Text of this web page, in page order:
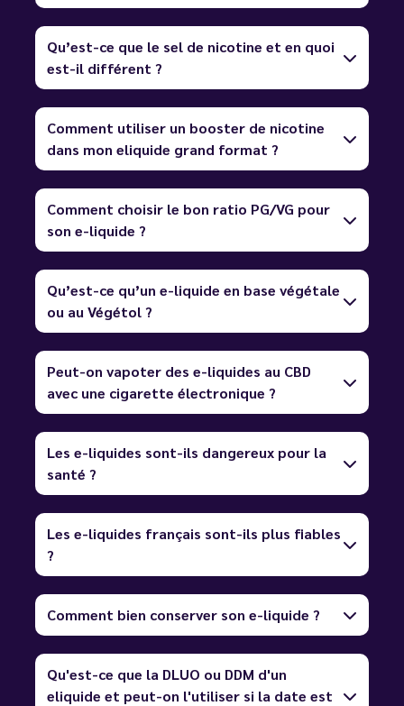
Qu’est-ce que le sel de nicotine et en quoi
est-il différent ?
Comment utiliser un booster de nicotine
dans mon eliquide grand format ?
Comment choisir le bon ratio PG/VG pour
son e-liquide ?
Qu’est-ce qu’un e-liquide en base végétale
ou au Végétol ?
Peut-on vapoter des e-liquides au CBD
avec une cigarette électronique ?
Les e-liquides sont-ils dangereux pour la
santé ?
Les e-liquides français sont-ils plus fiables
?
Comment bien conserver son e-liquide ?
Qu'est-ce que la DLUO ou DDM d'un
eliquide et peut-on l'utiliser si la date est